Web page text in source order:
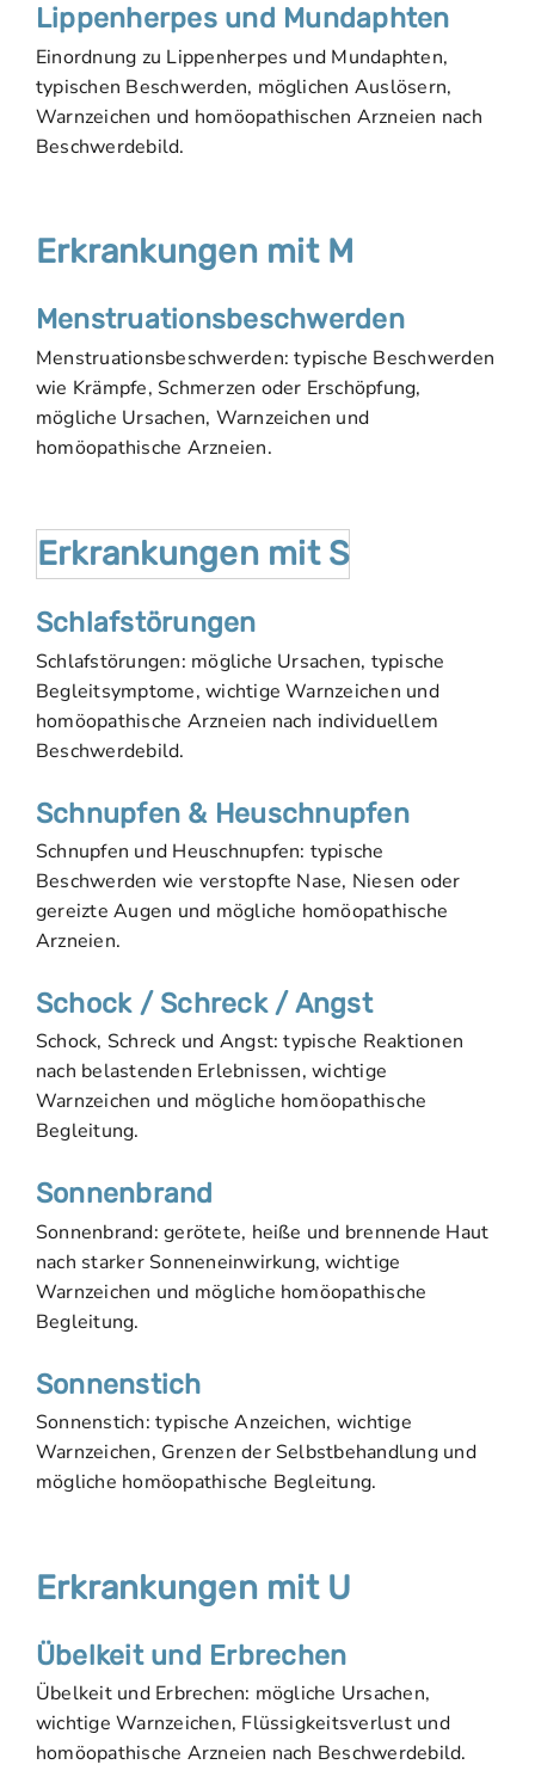
Lippenherpes und Mundaphten
Einordnung zu Lippenherpes und Mundaphten,
typischen Beschwerden, möglichen Auslösern,
Warnzeichen und homöopathischen Arzneien nach
Beschwerdebild.
Erkrankungen mit M
Menstruationsbeschwerden
Menstruationsbeschwerden: typische Beschwerden
wie Krämpfe, Schmerzen oder Erschöpfung,
mögliche Ursachen, Warnzeichen und
homöopathische Arzneien.
Erkrankungen mit S
Schlafstörungen
Schlafstörungen: mögliche Ursachen, typische
Begleitsymptome, wichtige Warnzeichen und
homöopathische Arzneien nach individuellem
Beschwerdebild.
Schnupfen & Heuschnupfen
Schnupfen und Heuschnupfen: typische
Beschwerden wie verstopfte Nase, Niesen oder
gereizte Augen und mögliche homöopathische
Arzneien.
Schock / Schreck / Angst
Schock, Schreck und Angst: typische Reaktionen
nach belastenden Erlebnissen, wichtige
Warnzeichen und mögliche homöopathische
Begleitung.
Sonnenbrand
Sonnenbrand: gerötete, heiße und brennende Haut
nach starker Sonneneinwirkung, wichtige
Warnzeichen und mögliche homöopathische
Begleitung.
Sonnenstich
Sonnenstich: typische Anzeichen, wichtige
Warnzeichen, Grenzen der Selbstbehandlung und
mögliche homöopathische Begleitung.
Erkrankungen mit U
Übelkeit und Erbrechen
Übelkeit und Erbrechen: mögliche Ursachen,
wichtige Warnzeichen, Flüssigkeitsverlust und
homöopathische Arzneien nach Beschwerdebild.